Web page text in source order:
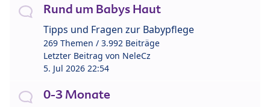
Rund um Babys Haut
Tipps und Fragen zur Babypflege
269 Themen / 3.992 Beiträge
Letzter Beitrag von NeleCz
5. Jul 2026 22:54
0-3 Monate